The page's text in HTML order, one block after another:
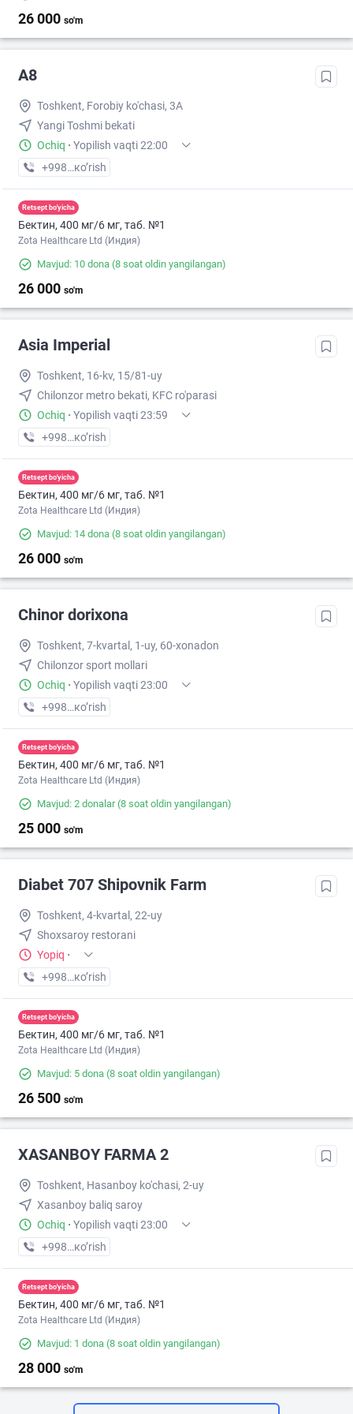
26 000 so'm
A8
Toshkent, Forobiy ko'chasi, 3A
Yangi Toshmi bekati
Ochiq · Yopilish vaqti 22:00
+998 (94) XXX-XX-XX
кo’rish
Retsept bo'yicha
Бектин, 400 мг/6 мг, таб. №1
Zota Healthcare Ltd (Индия)
Mavjud: 10 dona (8 soat oldin yangilangan)
26 000 so'm
Asia Imperial
Toshkent, 16-kv, 15/81-uy
Chilonzor metro bekati, KFC ro'parasi
Ochiq · Yopilish vaqti 23:59
+998 (71) XXX-XX-XX
кo’rish
Retsept bo'yicha
Бектин, 400 мг/6 мг, таб. №1
Zota Healthcare Ltd (Индия)
Mavjud: 14 dona (8 soat oldin yangilangan)
26 000 so'm
Chinor dorixona
Toshkent, 7-kvartal, 1-uy, 60-xonadon
Chilonzor sport mollari
Ochiq · Yopilish vaqti 23:00
+998 (88) XXX-XX-XX
кo’rish
Retsept bo'yicha
Бектин, 400 мг/6 мг, таб. №1
Zota Healthcare Ltd (Индия)
Mavjud: 2 donalar(8 soat oldin yangilangan)
25 000 so'm
Diabet 707 Shipovnik Farm
Toshkent, 4-kvartal, 22-uy
Shoxsaroy restorani
Yopiq ·
+998 (71) XXX-XX-XX
кo’rish
Retsept bo'yicha
Бектин, 400 мг/6 мг, таб. №1
Zota Healthcare Ltd (Индия)
Mavjud: 5 dona (8 soat oldin yangilangan)
26 500 so'm
XASANBOY FARMA 2
Toshkent, Hasanboy ko'chasi, 2-uy
Xasanboy baliq saroy
Ochiq · Yopilish vaqti 23:00
+998 (95) XXX-XX-XX
кo’rish
Retsept bo'yicha
Бектин, 400 мг/6 мг, таб. №1
Zota Healthcare Ltd (Индия)
Mavjud: 1 dona (8 soat oldin yangilangan)
28 000 so'm